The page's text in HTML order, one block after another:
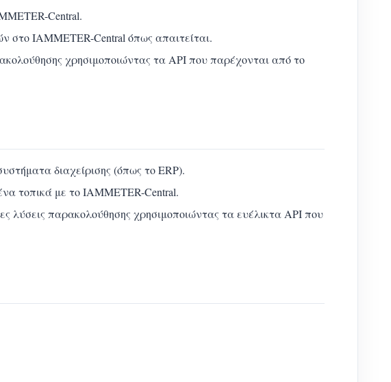
Central.
στο IAMMETER-Central όπως απαιτείται.
χρησιμοποιώντας τα API που παρέχονται από το
διαχείρισης (όπως το ERP).
τοπικά με το IAMMETER-Central.
λύσεις παρακολούθησης χρησιμοποιώντας τα ευέλικτα API που